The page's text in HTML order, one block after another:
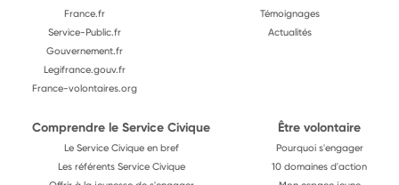
France.fr
Service-Public.fr
Gouvernement.fr
Legifrance.gouv.fr
France-volontaires.org
Témoignages
Actualités
Comprendre le Service Civique
Le Service Civique en bref
Les référents Service Civique
Être volontaire
Pourquoi s'engager
10 domaines d'action